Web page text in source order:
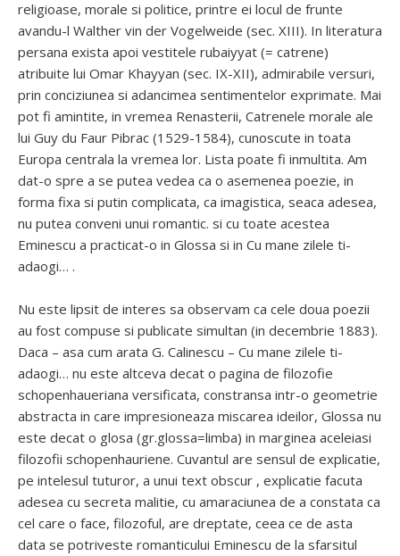
religioase, morale si politice, printre ei locul de frunte
avandu-l Walther vin der Vogelweide (sec. XIII). In literatura
persana exista apoi vestitele rubaiyyat (= catrene)
atribuite lui Omar Khayyan (sec. IX-XII), admirabile versuri,
prin conciziunea si adancimea sentimentelor exprimate. Mai
pot fi amintite, in vremea Renasterii, Catrenele morale ale
lui Guy du Faur Pibrac (1529-1584), cunoscute in toata
Europa centrala la vremea lor. Lista poate fi inmultita. Am
dat-o spre a se putea vedea ca o asemenea poezie, in
forma fixa si putin complicata, ca imagistica, seaca adesea,
nu putea conveni unui romantic. si cu toate acestea
Eminescu a practicat-o in Glossa si in Cu mane zilele ti-
adaogi… .
Nu este lipsit de interes sa observam ca cele doua poezii
au fost compuse si publicate simultan (in decembrie 1883).
Daca – asa cum arata G. Calinescu – Cu mane zilele ti-
adaogi… nu este altceva decat o pagina de filozofie
schopenhaueriana versificata, constransa intr-o geometrie
abstracta in care impresioneaza miscarea ideilor, Glossa nu
este decat o glosa (gr.glossa=limba) in marginea aceleiasi
filozofii schopenhauriene. Cuvantul are sensul de explicatie,
pe intelesul tuturor, a unui text obscur , explicatie facuta
adesea cu secreta malitie, cu amaraciunea de a constata ca
cel care o face, filozoful, are dreptate, ceea ce de asta
data se potriveste romanticului Eminescu de la sfarsitul